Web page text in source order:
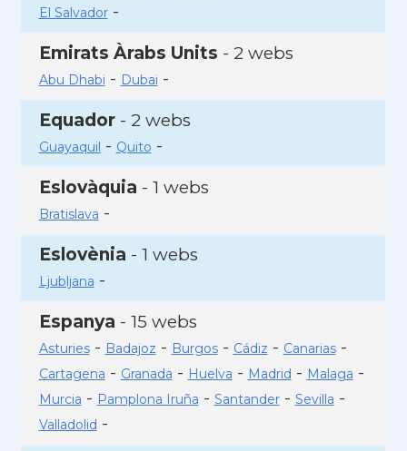
El Salvador-
Emirats Àrabs Units - 2 webs
Abu Dhabi - Dubai -
Equador- 2 webs
Guayaquil - Quito -
Eslovàquia - 1 webs
Bratislava -
Eslovènia - 1 webs
Ljubljana -
Espanya - 15 webs
Asturies- Badajoz - Burgos- Cádiz - Canarias-
Cartagena - Granada - Huelva - Madrid - Malaga -
Murcia - Pamplona Iruña - Santander- Sevilla -
Valladolid -